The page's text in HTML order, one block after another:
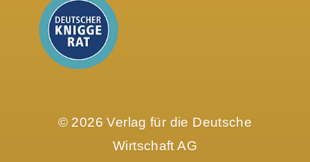
© 2026 Verlag für die Deutsche
Wirtschaft AG